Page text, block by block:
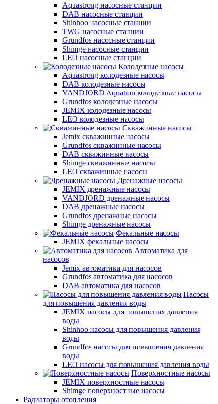
Aquastrong насосные станции
DAB насосные станции
Shinhoo насосные станции
TWG насосные станции
Grundfos насосные станции
Shimge насосные станции
LEO насосные станции
Колодезные насосы
Aquastrong колодезные насосы
DAB колодезные насосы
VANDJORD Aquatron колодезные насосы
Grundfos колодезные насосы
JEMIX колодезные насосы
LEO колодезные насосы
Скважинные насосы
Jemix cкважинные насосы
Grundfos скважинные насосы
DAB скважинные насосы
Shimge скважинные насосы
LEO скважинные насосы
Дренажные насосы
JEMIX дренажные насосы
VANDJORD дренажные насосы
DAB дренажные насосы
Grundfos дренажные насосы
Shimge дренажные насосы
Фекальные насосы
JEMIX фекальные насосы
Автоматика для
насосов
Jemix автоматика для насосов
Grundfos автоматика для насосов
DAB автоматика для насосов
Насосы
для повышения давления воды
JEMIX насосы для повышения давления
воды
Shinhoo насосы для повышения давления
воды
Grundfos насосы для повышения давления
воды
LEO насосы для повышения давления воды
Поверхностные насосы
JEMIX поверхностные насосы
Shimge поверхностные насосы
Радиаторы отопления